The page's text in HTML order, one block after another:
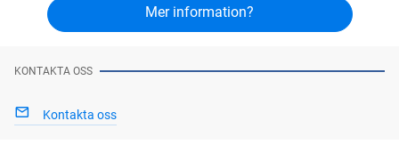
Mer information?
KONTAKTA OSS
Kontakta oss